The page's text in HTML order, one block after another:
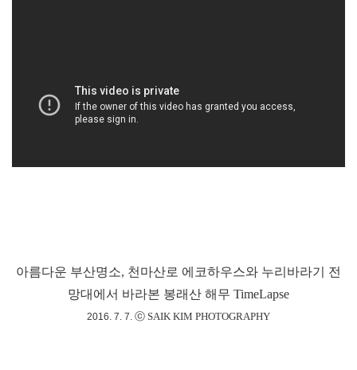
아름다운 부산명소, 천마산로 에코하우스와 누리바라기 전
망대에서 바라본 봉래산 해무 TimeLapse
2016. 7. 7. ⓒ SAIK KIM PHOTOGRAPHY